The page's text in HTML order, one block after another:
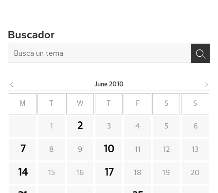
Buscador
June 2010
M W F S S
1 2 3 4 5 6
7 8 9 10 11 12 13
14 15 16 17 18 19 20